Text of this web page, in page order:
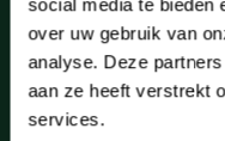
social media te bieden
over uw gebruik van
analyse. Deze
aan ze heeft verstrekt
services.
Lisse
Noordwijk
Oegstgeest